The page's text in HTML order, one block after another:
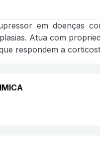
em doenças
Atua com
respondem a